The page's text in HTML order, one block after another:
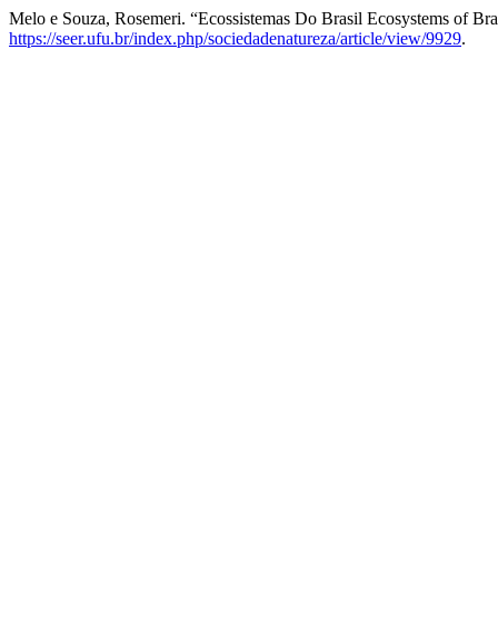
Melo e Souza, Rosemeri. “Ecossistemas Do Brasil Ecosystems of
https://seer.ufu.br/index.php/sociedadenatureza/article/view/9929.